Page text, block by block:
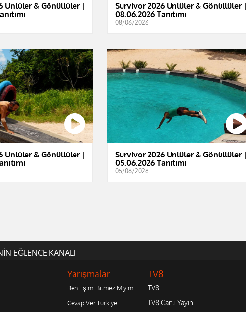
Ünlüler & Gönüllüler |
Survivor 2026 Ünlüler & Gönüllüler |
08.06.2026 Tanıtımı
08/06/2026
Ünlüler & Gönüllüler |
Survivor 2026 Ünlüler & Gönüllüler |
05.06.2026 Tanıtımı
05/06/2026
EĞLENCE KANALI
Yarışmalar
Ben Eşimi Bilmez Miyim
Cevap Ver Türkiye
TV8
TV8
TV8 Canlı Yayın